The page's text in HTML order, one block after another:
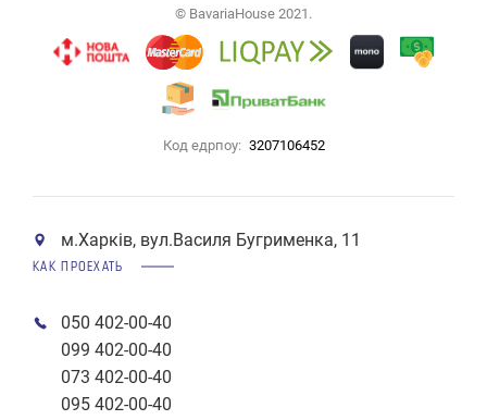
© BavariaHouse 2021.
Код едрпоу: 3207106452
м.Харків, вул.Василя Бугрименка, 11
КАК ПРОЕХАТЬ
050 402-00-40
099 402-00-40
073 402-00-40
095 402-00-40